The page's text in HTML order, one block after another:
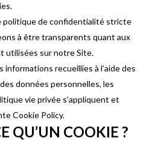
politique de confidentialité stricte
à être transparents quant aux
utilisées sur notre Site.
informations recueillies à l’aide des
données personnelles, les
vie privée s’appliquent et
Cookie Policy.
QU’UN COOKIE ?